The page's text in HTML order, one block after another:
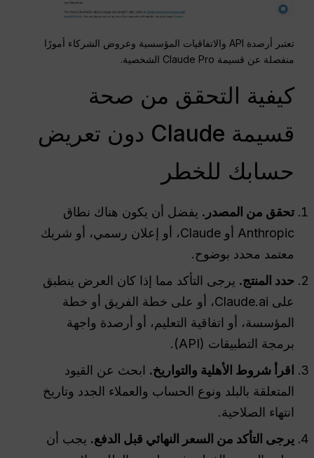
تعتبر أرصدة API والاتفاقيات المؤسسية وعروض الشركاء أمورًا
منفصلة عن قسيمة Claude Pro الشخصية.
كيفية التحقق من صحة
قسيمة Claude دون تعريض
حسابك للخطر
تحقق من المصدر. يفضل أن يكون هناك نطاق
Anthropic أو Claude، أو إعلان رسمي، أو شريك
معتمد محدد بوضوح.
حدد المنتج. يرجى التأكد مما إذا كان العرض ينطبق
على Claude.ai، أو على خطة الفريق أو خطة
المؤسسة، أو اتفاقية التعليم، أو أرصدة واجهة
برمجة التطبيقات (API).
اقرأ شروط الأهلية والتواريخ. ابحث عن القيود
المتعلقة بالبلد ونوع الحساب والعملاء الجدد وتاريخ
انتهاء الصلاحية.
يرجى التأكد من السعر النهائي قبل الدفع. يجب أن